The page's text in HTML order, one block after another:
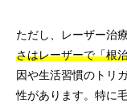
ただし、レーザー治
さはレーザーで「根
因や生活習慣のトリ
性があります。特に